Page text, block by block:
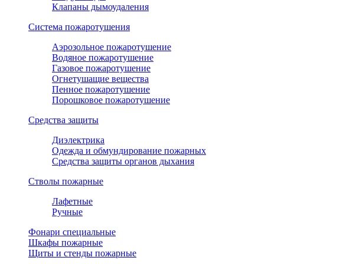
Клапаны дымоудаления
Система пожаротушения
Аэрозольное пожаротушение
Водяное пожаротушение
Газовое пожаротушение
Огнетушащие вещества
Пенное пожаротушение
Порошковое пожаротушение
Средства защиты
Диэлектрика
Одежда и обмундирование пожарных
Средства защиты органов дыхания
Стволы пожарные
Лафетные
Ручные
Фонари специальные
Шкафы пожарные
Щиты и стенды пожарные